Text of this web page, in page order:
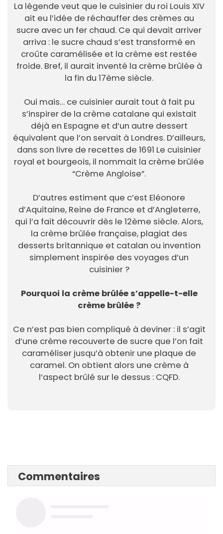
La légende veut que le cuisinier du roi Louis XIV
ait eu l’idée de réchauffer des crèmes au
sucre avec un fer chaud. Ce qui devait arriver
arriva : le sucre chaud s’est transformé en
croûte caramélisée et la crème est restée
froide. Bref, il aurait inventé la crème brûlée à
la fin du 17ème siècle.
Oui mais… ce cuisinier aurait tout à fait pu
s’inspirer de la crème catalane qui existait
déjà en Espagne et d’un autre dessert
équivalent que l’on servait à Londres. D’ailleurs,
dans son livre de recettes de 1691 Le cuisinier
royal et bourgeois, il nommait la crème brûlée
“Crème Angloise”.
D’autres estiment que c’est Eléonore
d’Aquitaine, Reine de France et d’Angleterre,
qui l’a fait découvrir dès le 12ème siècle. Alors,
la crème brûlée française, plagiat des
desserts britannique et catalan ou invention
simplement inspirée des voyages d’un
cuisinier ?
Pourquoi la crème brûlée s’appelle-t-elle
crème brûlée ?
Ce n’est pas bien compliqué à deviner : il s’agit
d’une crème recouverte de sucre que l’on fait
caraméliser jusqu’à obtenir une plaque de
caramel. On obtient alors une crème à
l’aspect brûlé sur le dessus : CQFD.
Commentaires